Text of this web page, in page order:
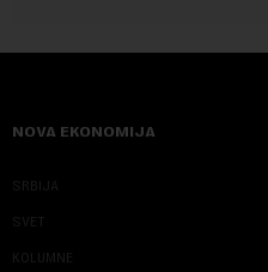
NOVA EKONOMIJA
SRBIJA
SVET
KOLUMNE